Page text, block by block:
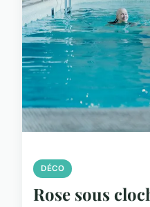
DÉCO
Rose sous